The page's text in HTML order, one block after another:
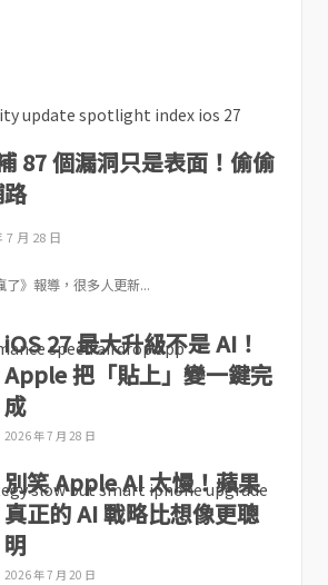
87 個漏洞只是表面！偷偷
7 月 28 日
了》報導，很多人更新...
iOS 27 最大升級不是 AI！
Apple 把「貼上」變一鍵完
成
2026 年 7 月 28 日
別笑 Apple AI 太慢！蘋果
真正的 AI 戰略比想像更聰
明
2026 年 7 月 20 日